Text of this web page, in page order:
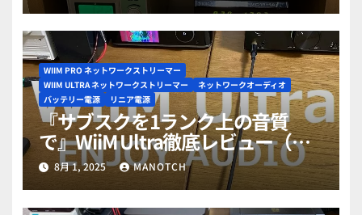
WIIM PRO ネットワークストリーマー
WIIM ULTRA ネットワークストリーマー
ネットワークオーディオ
バッテリー電源
リニア電源
『サブスクを1ランク上の音質
で』WiiM Ultra徹底レビュー（分
解写真/高音質化）総集編
8月 1, 2025 MANOTCH